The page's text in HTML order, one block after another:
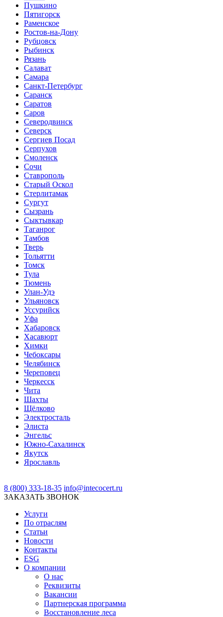
Пушкино
Пятигорск
Раменское
Ростов-на-Дону
Рубцовск
Рыбинск
Рязань
Салават
Самара
Санкт-Петербург
Саранск
Саратов
Саров
Северодвинск
Северск
Сергиев Посад
Серпухов
Смоленск
Сочи
Ставрополь
Старый Оскол
Стерлитамак
Сургут
Сызрань
Сыктывкар
Таганрог
Тамбов
Тверь
Тольятти
Томск
Тула
Тюмень
Улан-Удэ
Ульяновск
Уссурийск
Уфа
Хабаровск
Хасавюрт
Химки
Чебоксары
Челябинск
Череповец
Черкесск
Чита
Шахты
Щёлково
Электросталь
Элиста
Энгельс
Южно-Сахалинск
Якутск
Ярославль
8 (800) 333-18-35 info@intecocert.ru
ЗАКАЗАТЬ ЗВОНОК
Услуги
По отраслям
Статьи
Новости
Контакты
ESG
О компании
О нас
Реквизиты
Вакансии
Партнерская программа
Восстановление леса